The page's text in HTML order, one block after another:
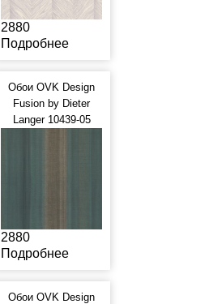
2880
Подробнее
Обои OVK Design
Fusion by Dieter
Langer 10439-05
2880
Подробнее
Обои OVK Design